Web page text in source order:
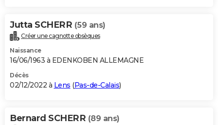
Jutta SCHERR (59 ans)
Créer une cagnotte obsèques
Naissance
16/06/1963 à EDENKOBEN ALLEMAGNE
Décès
02/12/2022 à Lens (Pas-de-Calais)
Bernard SCHERR (89 ans)